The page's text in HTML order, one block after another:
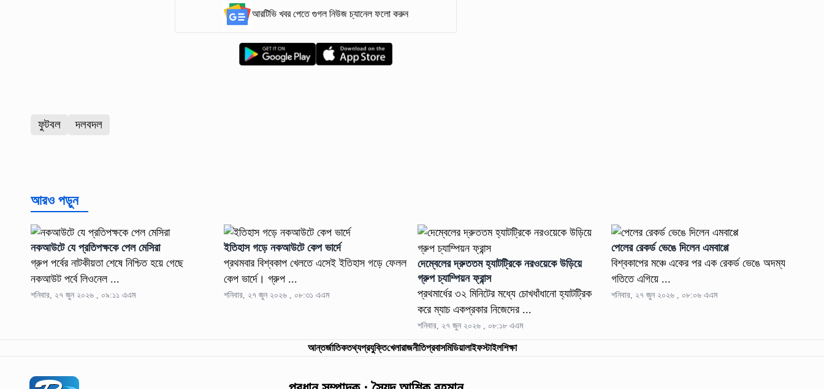
আরটিভি খবর পেতে গুগল নিউজ চ্যানেল ফলো করুন
ফুটবল দলবদল
আরও পড়ুন
নকআউটে যে প্রতিপক্ষকে পেল মেসিরা
গ্রুপ পর্বের নাটকীয়তা শেষে নিশ্চিত হয়ে গেছে
নকআউট পর্বে লিওনেল ...
শনিবার, ২৭ জুন ২০২৬ , ০৯:১১ এএম
ইতিহাস গড়ে নকআউটে কেপ ভার্দে
প্রথমবার বিশ্বকাপ খেলতে এসেই ইতিহাস গড়ে ফেলল
কেপ ভার্দে। গ্রুপ ...
শনিবার, ২৭ জুন ২০২৬ , ০৮:৩১ এএম
দেম্বেলের দ্রুততম হ্যাটট্রিকে নরওয়েকে উড়িয়ে
গ্রুপ চ্যাম্পিয়ন ফ্রান্স
প্রথমার্ধের ৩২ মিনিটের মধ্যে চোখধাঁধানো হ্যাটট্রিক
করে ম্যাচ একপ্রকার নিজেদের ...
শনিবার, ২৭ জুন ২০২৬ , ০৮:১৮ এএম
পেলের রেকর্ড ভেঙে দিলেন এমবাপ্পে
বিশ্বকাপের মঞ্চে একের পর এক রেকর্ড ভেঙে অদম্য
গতিতে এগিয়ে ...
শনিবার, ২৭ জুন ২০২৬ , ০৮:০৬ এএম
আন্তর্জাতিকতথ্যপ্রযুক্তিখেলারাজনীতিপ্রবাসমিডিয়ালাইফস্টাইলশিক্ষা